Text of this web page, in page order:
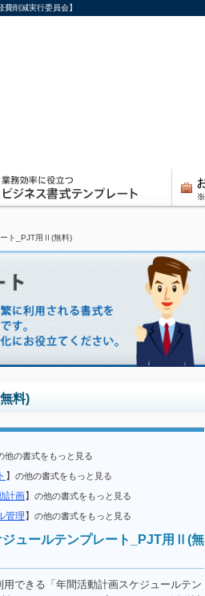
削減実行委員会】
ト_PJT用Ⅱ(無料)
料)
他の書式をもっと見る
】 の他の書式をもっと見る
計画】 の他の書式をもっと見る
管理】 の他の書式をもっと見る
ジュールテンプレート_PJT用Ⅱ(無
できる「年間活動計画スケジュールテン